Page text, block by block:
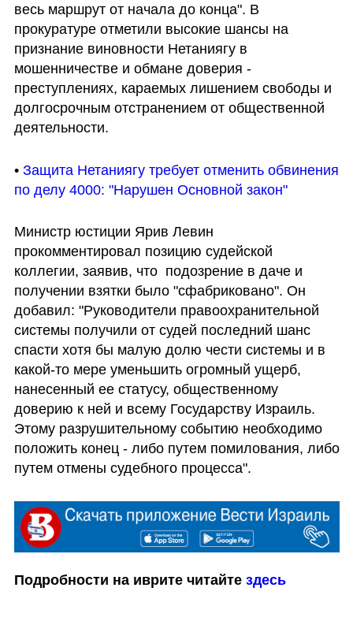
весь маршрут от начала до конца". В
прокуратуре отметили высокие шансы на
признание виновности Нетаниягу в
мошенничестве и обмане доверия -
преступлениях, караемых лишением свободы и
долгосрочным отстранением от общественной
деятельности.
• Защита Нетаниягу требует отменить обвинения
по делу 4000: "Нарушен Основной закон"
Министр юстиции Ярив Левин
прокомментировал позицию судейской
коллегии, заявив, что  подозрение в даче и
получении взятки было "сфабриковано". Он
добавил: "Руководители правоохранительной
системы получили от судей последний шанс
спасти хотя бы малую долю чести системы и в
какой-то мере уменьшить огромный ущерб,
нанесенный ее статусу, общественному
доверию к ней и всему Государству Израиль.
Этому разрушительному событию необходимо
положить конец - либо путем помилования, либо
путем отмены судебного процесса".
Подробности на иврите читайте здесь